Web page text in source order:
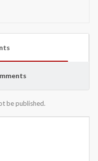
be published.